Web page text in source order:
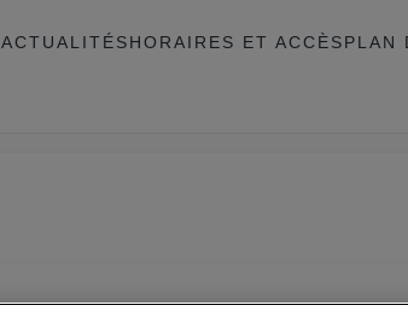
ACTUALITÉSHORAIRES ET ACCÈSPLAN